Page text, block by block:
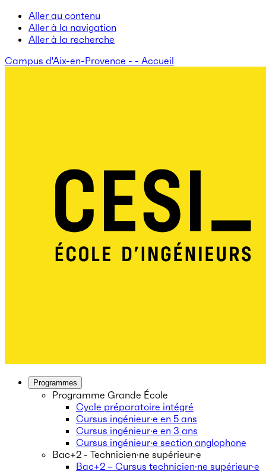
Aller au contenu
Aller à la navigation
Aller à la recherche
Campus d'Aix-en-Provence - - Accueil
Programmes
Programme Grande École
Cycle préparatoire intégré
Cursus ingénieur·e en 5 ans
Cursus ingénieur·e en 3 ans
Cursus ingénieur·e section anglophone
Bac+2 - Technicien·ne supérieur·e
Bac+2 – Cursus technicien·ne supérieur·e